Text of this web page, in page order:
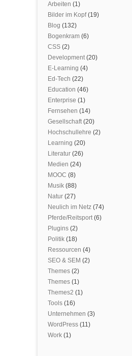
Arbeiten (1)
Bilder im Kopf(19)
Blog (132)
Bogenkram (6)
CSS (2)
Development(20)
E-Learning (4)
Ed-Tech (22)
Education (46)
Enterprise (1)
Fernsehen (14)
Gesellschaft(20)
Hochschullehre (2)
Learning (20)
Literatur (26)
Medien (24)
MOOC (8)
Musik (88)
Natur (27)
Neulich im Netz (74)
Pferde/Reitsport(6)
Plugins (2)
Politik (18)
Ressourcen (4)
SEO & SEM (2)
Themes (2)
Themes (1)
Themes2 (1)
Tools (16)
Unternehmen (3)
WordPress (11)
Work (1)